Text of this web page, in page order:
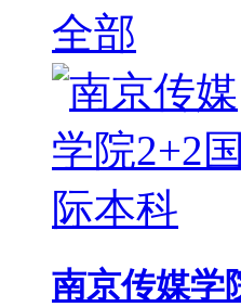
全部
南京传媒学